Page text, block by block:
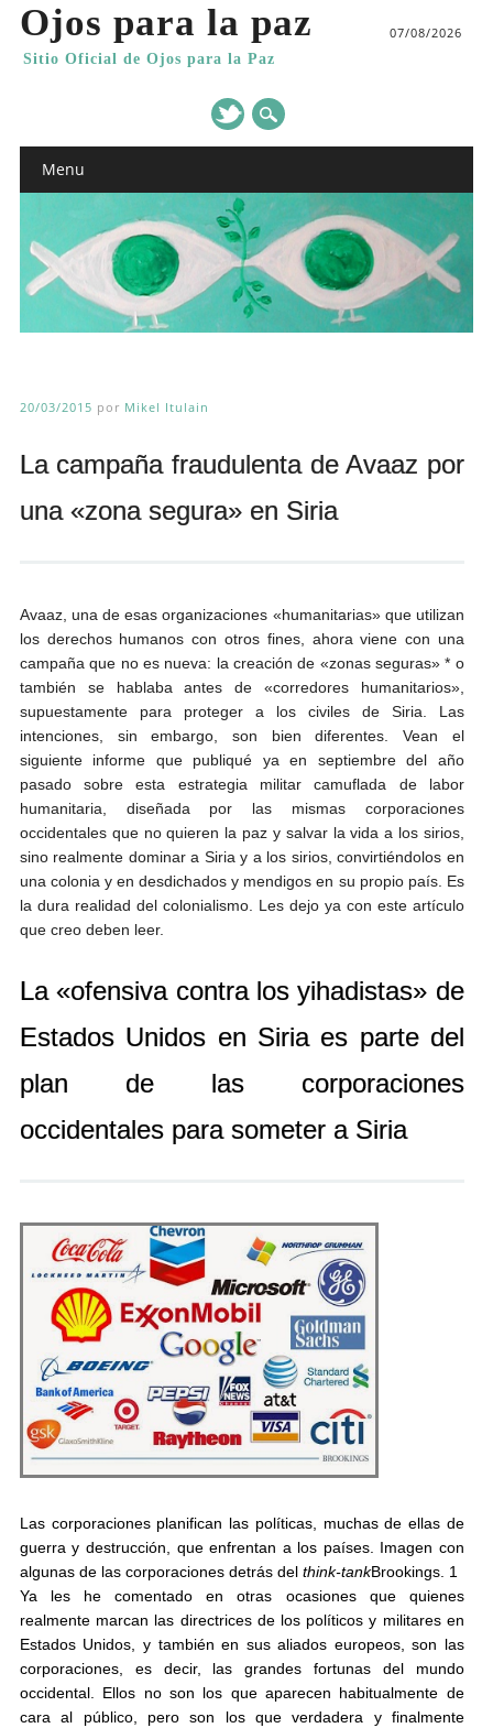
Ojos para la paz
Sitio Oficial de Ojos para la Paz
07/08/2026
Main menu
Menu
Andrés Vázquez de Sola
20/03/2015 por Mikel Itulain
La campaña fraudulenta de Avaaz por
una «zona segura» en Siria
Avaaz, una de esas organizaciones «humanitarias» que utilizan
los derechos humanos con otros fines, ahora viene con una
campaña que no es nueva: la creación de «zonas seguras» * o
también se hablaba antes de «corredores humanitarios»,
supuestamente para proteger a los civiles de Siria. Las
intenciones, sin embargo, son bien diferentes. Vean el
siguiente informe que publiqué ya en septiembre del año
pasado sobre esta estrategia militar camuflada de labor
humanitaria, diseñada por las mismas corporaciones
occidentales que no quieren la paz y salvar la vida a los sirios,
sino realmente dominar a Siria y a los sirios, convirtiéndolos en
una colonia y en desdichados y mendigos en su propio país. Es
la dura realidad del colonialismo. Les dejo ya con este artículo
que creo deben leer.
La «ofensiva contra los yihadistas» de
Estados Unidos en Siria es parte del
plan de las corporaciones
occidentales para someter a Siria
Las corporaciones planifican las políticas, muchas de ellas de
guerra y destrucción, que enfrentan a los países. Imagen con
algunas de las corporaciones detrás del think-tankBrookings. 1
Ya les he comentado en otras ocasiones que quienes
realmente marcan las directrices de los políticos y militares en
Estados Unidos, y también en sus aliados europeos, son las
corporaciones, es decir, las grandes fortunas del mundo
occidental. Ellos no son los que aparecen habitualmente de
cara al público, pero son los que verdadera y finalmente